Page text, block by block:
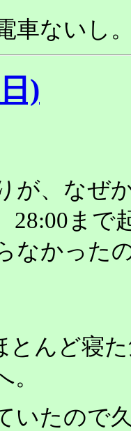
車ないし
)
が、なぜ
28:00ま
なかった
とんど寝
いたので